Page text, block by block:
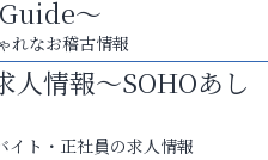
～
れなお稽古情報
人情報～SOHOあし
イト・正社員の求人情報